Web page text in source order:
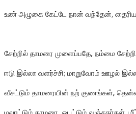
உண் அழுகை கேட்டே நான் வந்தேன்,
சேற்றில் தாமரை முளைப்பதே, நம்மை
ஈடு இல்லா வளர்ச்சி; மாறுவோம் ஊழல்
வீசட்டும் தாமரையின் நற் குணங்கள்,